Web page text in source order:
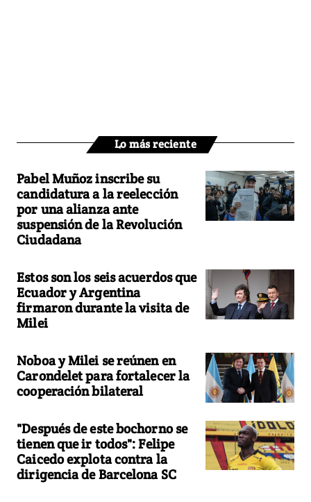
Lo más reciente
Pabel Muñoz inscribe su
candidatura a la reelección
por una alianza ante
suspensión de la Revolución
Ciudadana
Estos son los seis acuerdos que
Ecuador y Argentina
firmaron durante la visita de
Milei
Noboa y Milei se reúnen en
Carondelet para fortalecer la
cooperación bilateral
"Después de este bochorno se
tienen que ir todos": Felipe
Caicedo explota contra la
dirigencia de Barcelona SC